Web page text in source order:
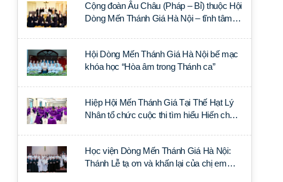
Cộng đoàn Âu Châu (Pháp – Bỉ) thuộc Hội
Dòng Mến Thánh Giá Hà Nội – tĩnh tâm
Hội Dòng Mến Thánh Giá Hà Nội bế mạc
khóa học “Hòa âm trong Thánh ca”
Hiệp Hội Mến Thánh Giá Tại Thế Hạt Lý
Nhân tổ chức cuộc thi tìm hiểu Hiến chế
Học viện Dòng Mến Thánh Giá Hà Nội:
Thánh Lễ tạ ơn và khấn lại của chị em